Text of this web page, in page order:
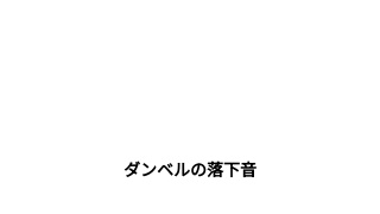
ダンベルの落下音